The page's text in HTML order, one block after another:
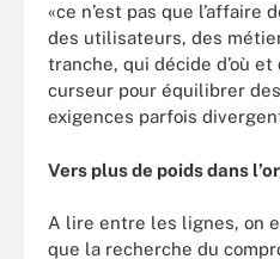
«ce n’est pas que l’affaire
des utilisateurs, des
tranche, qui décide d’où
curseur pour équilibrer
exigences parfois
Vers plus de poids dans
A lire entre les lignes, on
que la recherche du